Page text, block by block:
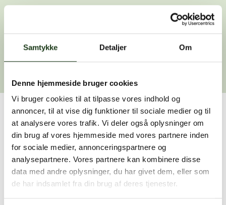
Samtykke Detaljer Om
Denne hjemmeside bruger cookies
Vi bruger cookies til at tilpasse vores indhold og
annoncer, til at vise dig funktioner til sociale medier og til
at analysere vores trafik. Vi deler også oplysninger om
din brug af vores hjemmeside med vores partnere inden
for sociale medier, annonceringspartnere og
analysepartnere. Vores partnere kan kombinere disse
data med andre oplysninger, du har givet dem, eller som
de har indsamlet fra din brug af deres tjenester.
Gå tilbage
Har du brug for hjælp?
Vi er her for at hjælpe dig. Du er velkommen til at kontakte
os, hvis du har spørgsmål eller brug for assistance.
59 45 10 14
Find nærmeste afdeling